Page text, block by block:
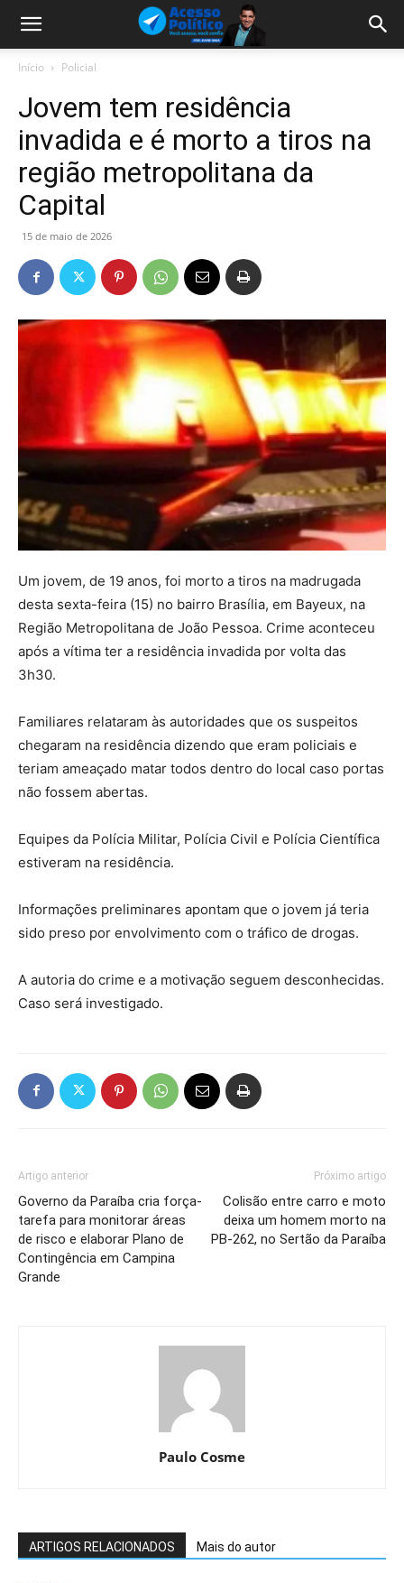
Início Policial
Jovem tem residência
invadida e é morto a tiros na
região metropolitana da
Capital
15 de maio de 2026
Um jovem, de 19 anos, foi morto a tiros na madrugada
desta sexta-feira (15) no bairro Brasília, em Bayeux, na
Região Metropolitana de João Pessoa. Crime aconteceu
após a vítima ter a residência invadida por volta das
3h30.
Familiares relataram às autoridades que os suspeitos
chegaram na residência dizendo que eram policiais e
teriam ameaçado matar todos dentro do local caso portas
não fossem abertas.
Equipes da Polícia Militar, Polícia Civil e Polícia Científica
estiveram na residência.
Informações preliminares apontam que o jovem já teria
sido preso por envolvimento com o tráfico de drogas.
A autoria do crime e a motivação seguem desconhecidas.
Caso será investigado.
Artigo anterior
Governo da Paraíba cria força-
tarefa para monitorar áreas
de risco e elaborar Plano de
Contingência em Campina
Grande
Próximo artigo
Colisão entre carro e moto
deixa um homem morto na
PB-262, no Sertão da Paraíba
Paulo Cosme
ARTIGOS RELACIONADOS Mais do autor